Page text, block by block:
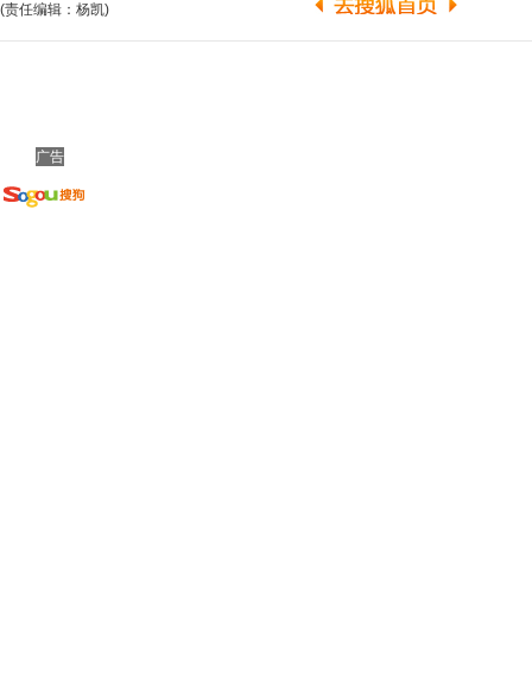
(责任编辑：杨凯)
广告